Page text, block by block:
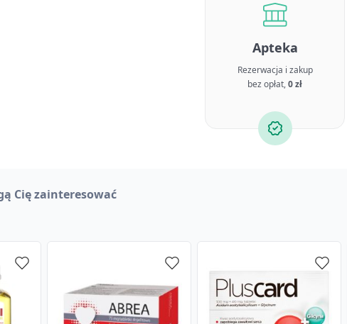
Apteka
Rezerwacja i zakup
bez opłat,0 zł
Cię zainteresować